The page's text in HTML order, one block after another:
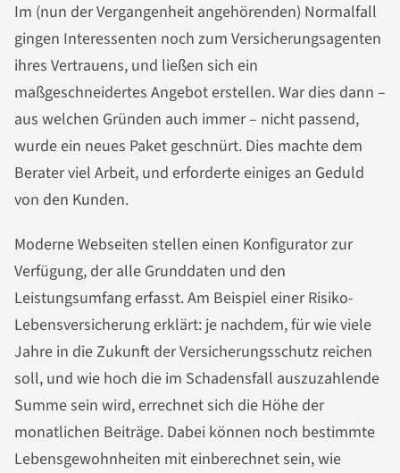
Im (nun der Vergangenheit angehörenden) Normalfall
gingen Interessenten noch zum Versicherungsagenten
ihres Vertrauens, und ließen sich ein
maßgeschneidertes Angebot erstellen. War dies dann –
aus welchen Gründen auch immer – nicht passend,
wurde ein neues Paket geschnürt. Dies machte dem
Berater viel Arbeit, und erforderte einiges an Geduld
von den Kunden.
Moderne Webseiten stellen einen Konfigurator zur
Verfügung, der alle Grunddaten und den
Leistungsumfang erfasst. Am Beispiel einer Risiko-
Lebensversicherung erklärt: je nachdem, für wie viele
Jahre in die Zukunft der Versicherungsschutz reichen
soll, und wie hoch die im Schadensfall auszuzahlende
Summe sein wird, errechnet sich die Höhe der
monatlichen Beiträge. Dabei können noch bestimmte
Lebensgewohnheiten mit einberechnet sein, wie